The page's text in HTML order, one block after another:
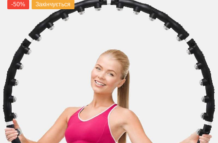
-50% Закінчується